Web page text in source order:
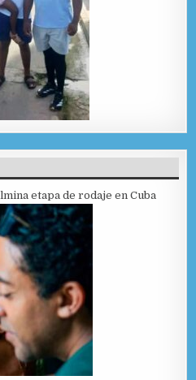
etapa de rodaje en Cuba